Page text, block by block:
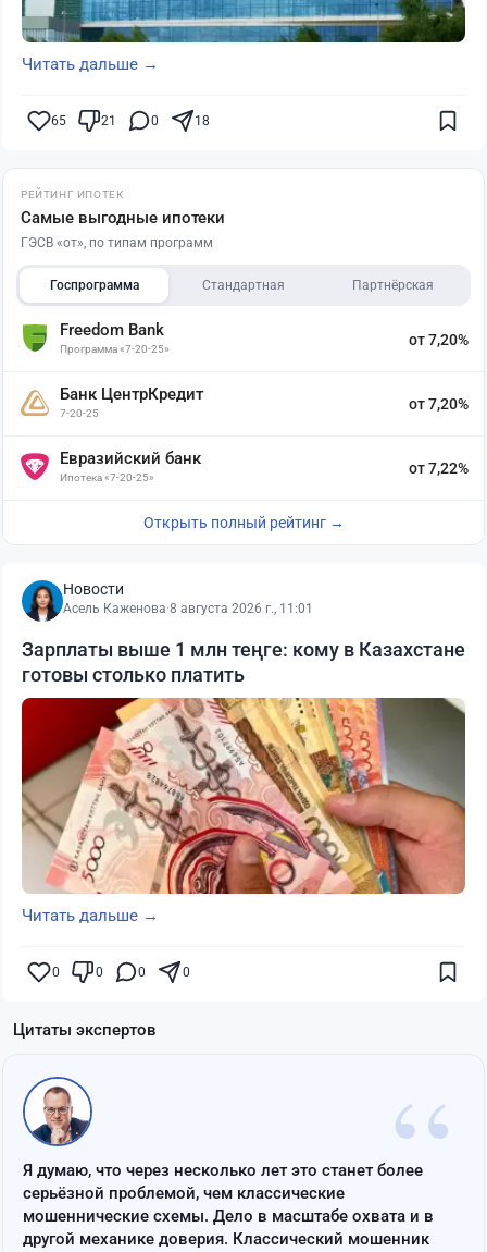
Читать дальше →
65 21 0 18
РЕЙТИНГ ИПОТЕК
Самые выгодные ипотеки
ГЭСВ «от», по типам программ
Госпрограмма Стандартная Партнёрская
Freedom Bank
Программа «7-20-25»
от 7,20%
Банк ЦентрКредит
7-20-25
от 7,20%
Евразийский банк
Ипотека «7-20-25»
от 7,22%
Открыть полный рейтинг →
Новости
Асель Каженова·8 августа 2026 г., 11:01
Зарплаты выше 1 млн теңге: кому в Казахстане
готовы столько платить
Читать дальше →
0 0 0 0
Цитаты экспертов
“
Я думаю, что через несколько лет это станет более
серьёзной проблемой, чем классические
мошеннические схемы. Дело в масштабе охвата и в
другой механике доверия. Классический мошенник